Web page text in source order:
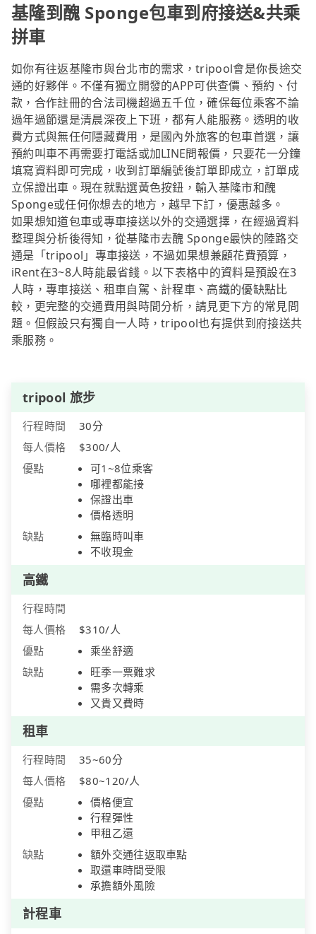
基隆到醜 Sponge包車到府接送&共乘
拼車
如你有往返基隆市與台北市的需求，tripool會是你長途交
通的好夥伴。不僅有獨立開發的APP可供查價、預約、付
款，合作註冊的合法司機超過五千位，確保每位乘客不論
過年過節還是清晨深夜上下班，都有人能服務。透明的收
費方式與無任何隱藏費用，是國內外旅客的包車首選，讓
預約叫車不再需要打電話或加LINE問報價，只要花一分鐘
填寫資料即可完成，收到訂單編號後訂單即成立，訂單成
立保證出車。現在就點選黃色按鈕，輸入基隆市和醜
Sponge或任何你想去的地方，越早下訂，優惠越多。
如果想知道包車或專車接送以外的交通選擇，在經過資料
整理與分析後得知，從基隆市去醜 Sponge最快的陸路交
通是「tripool」專車接送，不過如果想兼顧花費預算，
iRent在3~8人時能最省錢。以下表格中的資料是預設在3
人時，專車接送、租車自駕、計程車、高鐵的優缺點比
較，更完整的交通費用與時間分析，請見更下方的常見問
題。但假設只有獨自一人時，tripool也有提供到府接送共
乘服務。
tripool 旅步
行程時間
30分
每人價格
$300/人
優點
可1~8位乘客
哪裡都能接
保證出車
價格透明
缺點
無臨時叫車
不收現金
高鐵
行程時間
每人價格
$310/人
優點
乘坐舒適
缺點
旺季一票難求
需多次轉乘
又貴又費時
租車
行程時間
35~60分
每人價格
$80~120/人
優點
價格便宜
行程彈性
甲租乙還
缺點
額外交通往返取車點
取還車時間受限
承擔額外風險
計程車